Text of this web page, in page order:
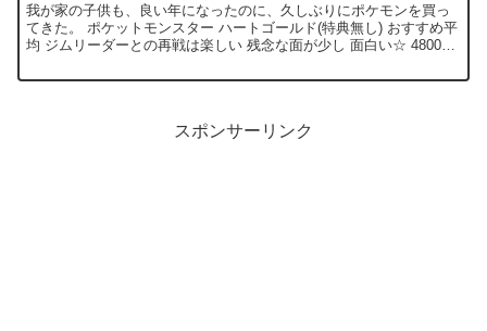
我が家の子供も、良い年になったのに、久しぶりにポケモンを買っ
てきた。 ポケットモンスター ハートゴールド(特典無し) おすすめ平
均 ジムリーダーとの再戦は楽しい 残念な面が少し 面白い☆ 4800円
スポンサーリンク